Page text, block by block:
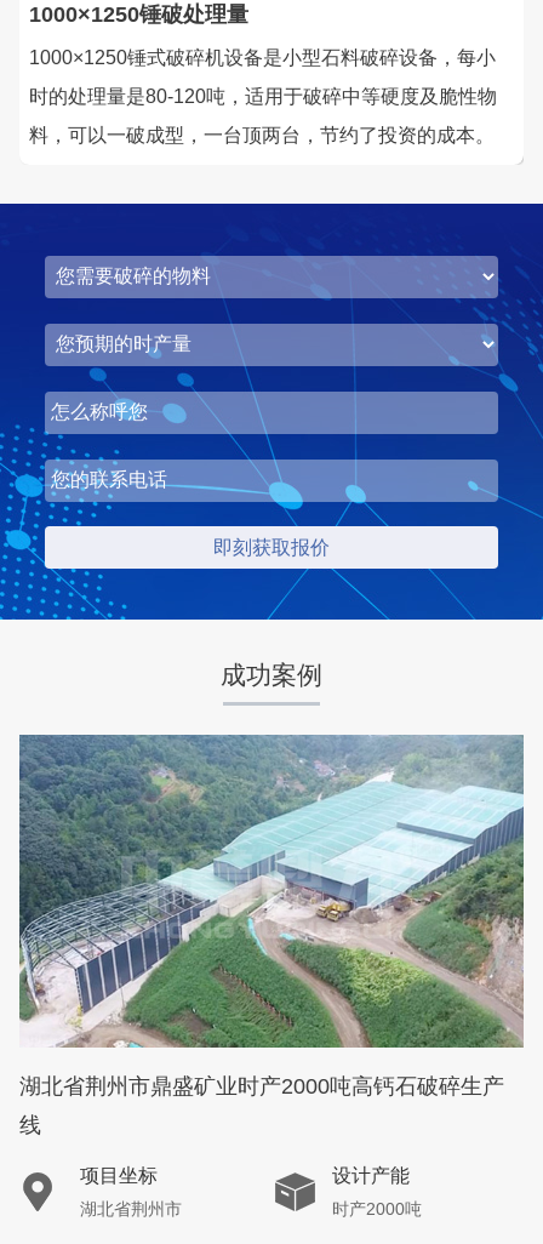
1000×1250锤破处理量
1000×1250锤式破碎机设备是小型石料破碎设备，每小
时的处理量是80-120吨，适用于破碎中等硬度及脆性物
料，可以一破成型，一台顶两台，节约了投资的成本。
成功案例
湖北省梦皓矿业时产2000吨砂石骨料生产线
项目坐标
湖北省荆州市
设计产能
时产2000吨
项目业主
梦皓矿业
生产原料
石灰岩
咨询该项目执行经理
湖北省荆州市鼎盛矿业时产2000吨高钙石破碎生产
线
项目坐标
湖北省荆州市
设计产能
时产2000吨